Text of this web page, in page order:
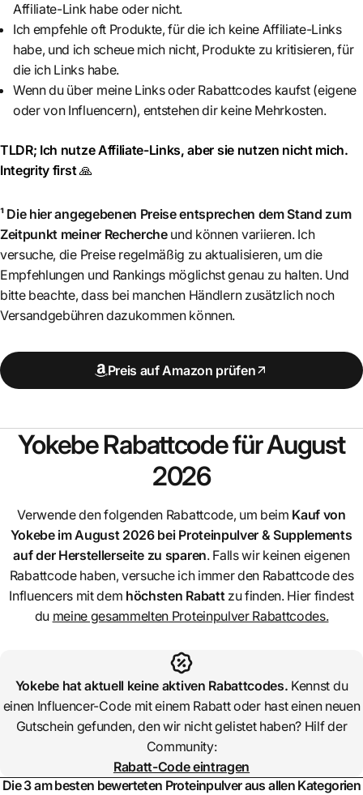
Affiliate-Link habe oder nicht.
Ich empfehle oft Produkte, für die ich keine Affiliate-Links
habe, und ich scheue mich nicht, Produkte zu kritisieren, für
die ich Links habe.
Wenn du über meine Links oder Rabattcodes kaufst (eigene
oder von Influencern), entstehen dir keine Mehrkosten.
TLDR; Ich nutze Affiliate-Links, aber sie nutzen nicht mich.
Integrity first🙏
¹ Die hier angegebenen Preise entsprechen dem Stand zum
Zeitpunkt meiner Rechercheund können variieren. Ich
versuche, die Preise regelmäßig zu aktualisieren, um die
Empfehlungen und Rankings möglichst genau zu halten. Und
bitte beachte, dass bei manchen Händlern zusätzlich noch
Versandgebühren dazukommen können.
Preis auf Amazon prüfen
YokebeRabattcode für August
2026
Verwende den folgenden Rabattcode, um beim Kauf von
Yokebeim August 2026 bei Proteinpulver & Supplements
auf der Herstellerseite zu sparen. Falls wir keinen eigenen
Rabattcode haben, versuche ich immer den Rabattcode des
Influencers mit dem höchsten Rabattzu finden. Hier findest
du meine gesammelten Proteinpulver Rabattcodes.
Yokebehat aktuell keine aktiven Rabattcodes. Kennst du
einen Influencer-Code mit einem Rabatt oder hast einen neuen
Gutschein gefunden, den wir nicht gelistet haben? Hilf der
Community:
Rabatt-Code eintragen
Die 3 am besten bewerteten Proteinpulver aus allen Kategorien